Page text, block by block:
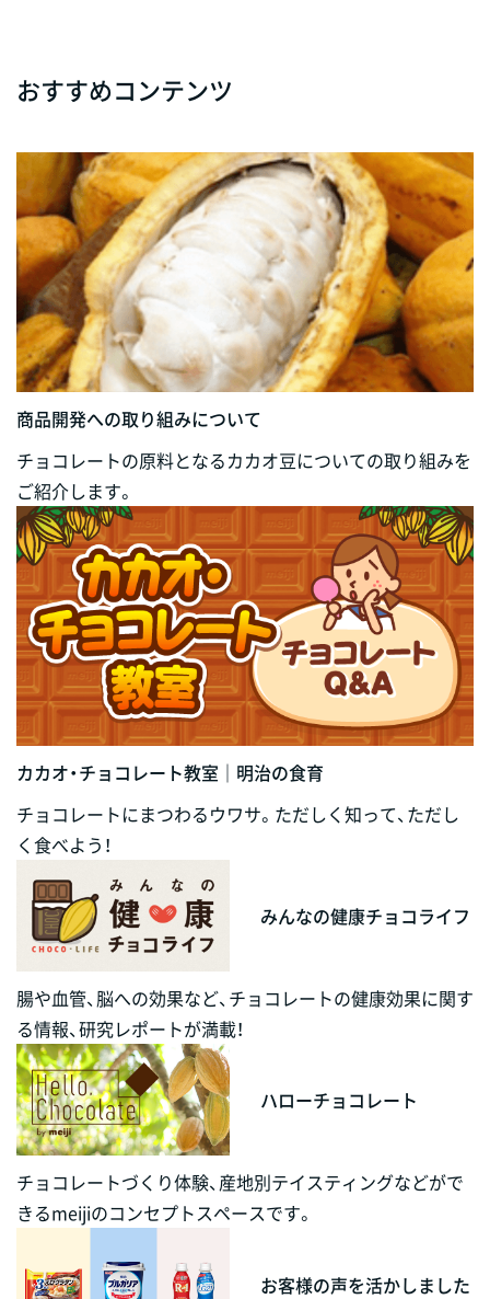
おすすめコンテンツ
商品開発への取り組みについて
チョコレートの原料となるカカオ豆についての取り組みを
ご紹介します。
カカオ・チョコレート教室｜明治の食育
チョコレートにまつわるウワサ。ただしく知って、ただし
く食べよう！
みんなの健康チョコライフ
腸や血管、脳への効果など、チョコレートの健康効果に関す
る情報、研究レポートが満載！
ハローチョコレート
チョコレートづくり体験、産地別テイスティングなどがで
きるmeijiのコンセプトスペースです。
お客様の声を活かしました